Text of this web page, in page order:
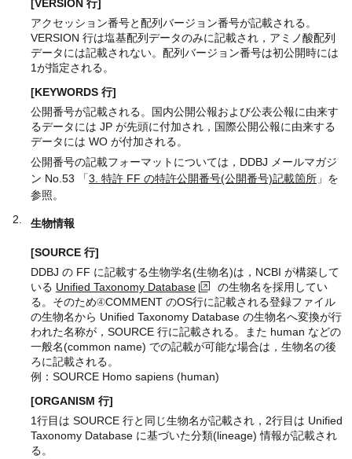
[VERSION 行]
アクセッション番号と配列バージョン番号が記載される。
VERSION 行は塩基配列データのみに記載され，アミノ酸配列
データには記載されない。配列バージョン番号は初公開時には
1が指定される。
[KEYWORDS 行]
公開番号が記載される。国内公開公報および公表公報に由来す
るデータには JP が先頭に付加され，国際公開公報に由来する
データには WO が付加される。
公開番号の記載フォーマットについては，DDBJ メールマガジ
ン No.53 「3. 特許 FF の特許公開番号(公開番号)記載箇所 」を
参照。
生物情報
[SOURCE 行]
DDBJ の FF に記載する生物学名(生物名)は，NCBI が構築して
いる Unified Taxonomy Database
の生物名を採用してい
る。そのため④COMMENT のOS行に記載される登録ファイル
の生物名から Unified Taxonomy Database の生物名へ変換が行
われた名称が，SOURCE 行に記載される。また human などの
一般名(common name) での記載が可能な場合は，生物名の後
ろに記載される。
例：SOURCE Homo sapiens (human)
[ORGANISM 行]
1行目は SOURCE 行と同じ生物名が記載され，2行目は Unified
Taxonomy Database に基づいた分類(lineage) 情報が記載され
る。